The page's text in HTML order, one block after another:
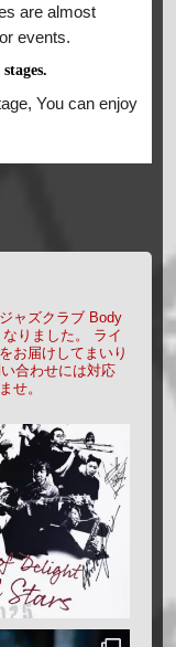
are almost
events.
You can enjoy
ャズクラブ Body
りました。
ライ
お届けしてまいり
合わせには対応
せ。